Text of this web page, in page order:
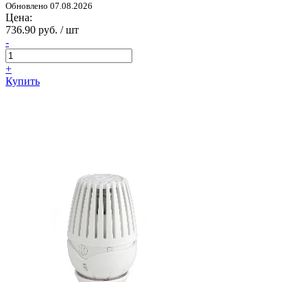
Обновлено 07.08.2026
Цена:
736.90 руб. / шт
-
+
Купить